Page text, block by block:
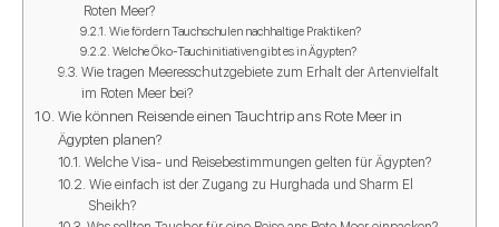
Roten Meer?
Wie fördern Tauchschulen nachhaltige Praktiken?
Welche Öko-Tauchinitiativen gibt es in Ägypten?
Wie tragen Meeresschutzgebiete zum Erhalt der Artenvielfalt
im Roten Meer bei?
Wie können Reisende einen Tauchtrip ans Rote Meer in
Ägypten planen?
Welche Visa- und Reisebestimmungen gelten für Ägypten?
Wie einfach ist der Zugang zu Hurghada und Sharm El
Sheikh?